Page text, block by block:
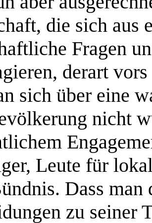
die sich
Fragen
derart
sich über eine
nicht
Leute für
Dass
zu seiner